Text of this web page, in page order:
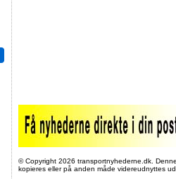
© Copyright 2026 transportnyhederne.dk.
kopieres eller på anden måde videreudnyttes